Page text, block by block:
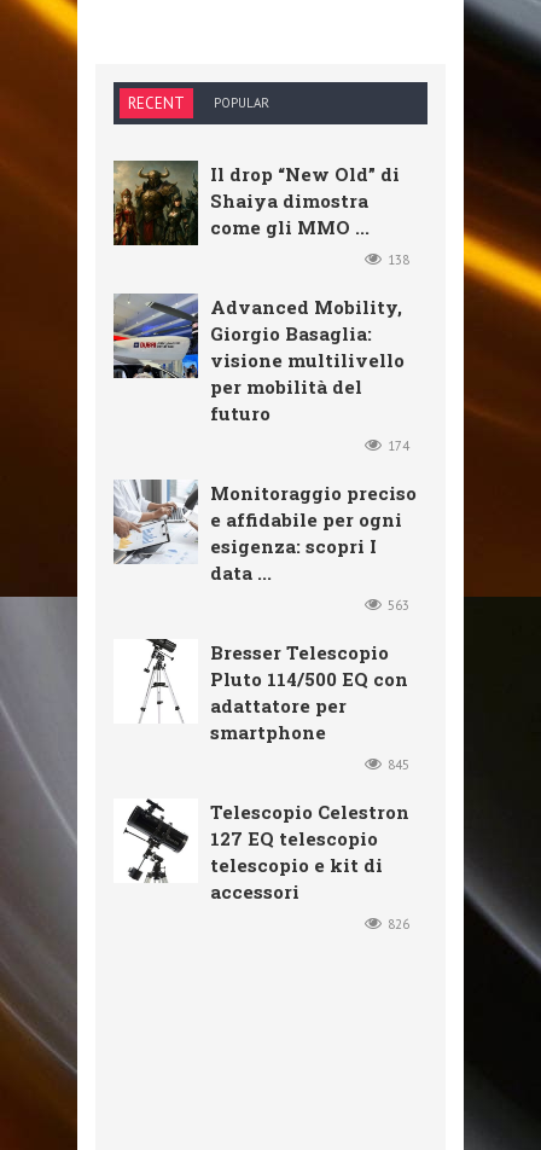
RECENT POPULAR
Il drop “New Old” di
Shaiya dimostra
come gli MMO ...
138
Advanced Mobility,
Giorgio Basaglia:
visione multilivello
per mobilità del
futuro
174
Monitoraggio preciso
e affidabile per ogni
esigenza: scopri I
data ...
563
Bresser Telescopio
Pluto 114/500 EQ con
adattatore per
smartphone
845
Telescopio Celestron
127 EQ telescopio
telescopio e kit di
accessori
826